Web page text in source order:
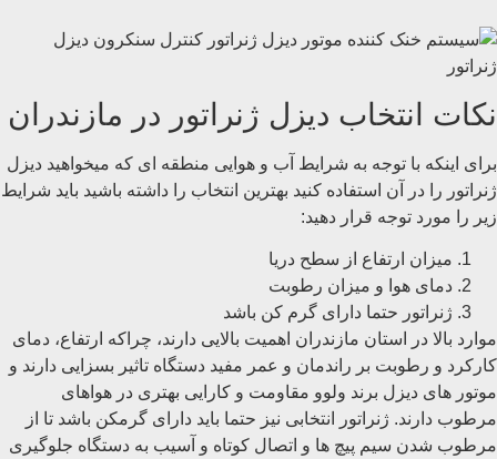
نکات انتخاب دیزل ژنراتور در مازندران
برای اینکه با توجه به شرایط آب و هوایی منطقه ای که میخواهید دیزل
ژنراتور را در آن استفاده کنید بهترین انتخاب را داشته باشید باید شرایط
زیر را مورد توجه قرار دهید:
میزان ارتفاع از سطح دریا
دمای هوا و میزان رطوبت
ژنراتور حتما دارای گرم کن باشد
موارد بالا در استان مازندران اهمیت بالایی دارند، چراکه ارتفاع، دمای
کارکرد و رطوبت بر راندمان و عمر مفید دستگاه تاثیر بسزایی دارند و
موتور های دیزل برند ولوو مقاومت و کارایی بهتری در هواهای
مرطوب دارند. ژنراتور انتخابی نیز حتما باید دارای گرمکن باشد تا از
مرطوب شدن سیم پیچ ها و اتصال کوتاه و آسیب به دستگاه جلوگیری